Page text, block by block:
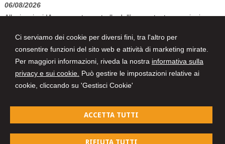
Ci serviamo dei cookie per diversi fini, tra l'altro per
consentire funzioni del sito web e attività di marketing mirate.
Per maggiori informazioni, riveda la nostra informativa sulla
privacy e sui cookie. Può gestire le impostazioni relative ai
cookie, cliccando su 'Gestisci Cookie'
ACCETTA TUTTI
RIFIUTA TUTTI
06/08/2026
Allucinazioni IA e mancato controllo dell’avvocato: tra sanzioni
06/08/2026
una procura specifica